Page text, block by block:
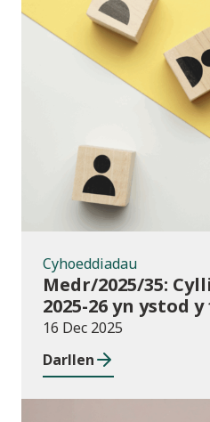
Cyhoeddiadau
Medr/2025/35:
2025-26 yn ystod
gyfer darpariaeth
cerddoriaeth a
seiliedig ar
16 Dec 2025
Darllen